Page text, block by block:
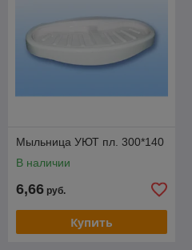
Приемлемая стоимость.
Если вам нужно выгодно
к специалистам нашей
Мыльница УЮТ пл. 300*140
В наличии
6,66 руб.
Купить